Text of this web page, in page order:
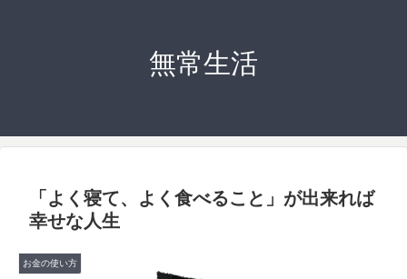
無常生活
「よく寝て、よく食べること」が出来れば
幸せな人生
お金の使い方